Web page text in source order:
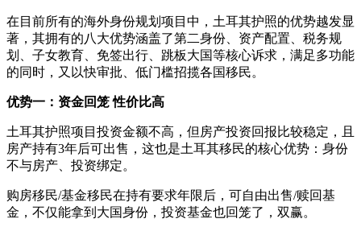
在目前所有的海外身份规划项目中，土耳其护照的优势越发显
著，其拥有的八大优势涵盖了第二身份、资产配置、税务规
划、子女教育、免签出行、跳板大国等核心诉求，满足多功能
的同时，又以快审批、低门槛招揽各国移民。
优势一：资金回笼 性价比高
土耳其护照项目投资金额不高，但房产投资回报比较稳定，且
房产持有3年后可出售，这也是土耳其移民的核心优势：身份
不与房产、投资绑定。
购房移民/基金移民在持有要求年限后，可自由出售/赎回基
金，不仅能拿到大国身份，投资基金也回笼了，双赢。